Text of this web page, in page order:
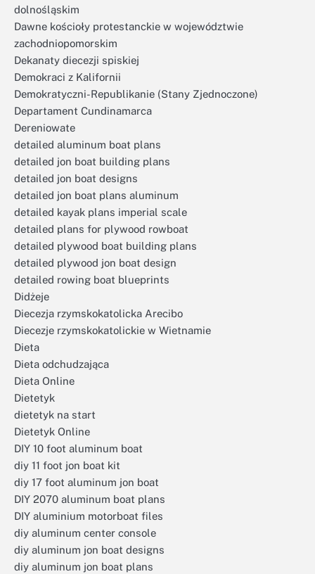
dolnośląskim
Dawne kościoły protestanckie w województwie
zachodniopomorskim
Dekanaty diecezji spiskiej
Demokraci z Kalifornii
Demokratyczni-Republikanie (Stany Zjednoczone)
Departament Cundinamarca
Dereniowate
detailed aluminum boat plans
detailed jon boat building plans
detailed jon boat designs
detailed jon boat plans aluminum
detailed kayak plans imperial scale
detailed plans for plywood rowboat
detailed plywood boat building plans
detailed plywood jon boat design
detailed rowing boat blueprints
Didżeje
Diecezja rzymskokatolicka Arecibo
Diecezje rzymskokatolickie w Wietnamie
Dieta
Dieta odchudzająca
Dieta Online
Dietetyk
dietetyk na start
Dietetyk Online
DIY 10 foot aluminum boat
diy 11 foot jon boat kit
diy 17 foot aluminum jon boat
DIY 2070 aluminum boat plans
DIY aluminium motorboat files
diy aluminum center console
diy aluminum jon boat designs
diy aluminum jon boat plans